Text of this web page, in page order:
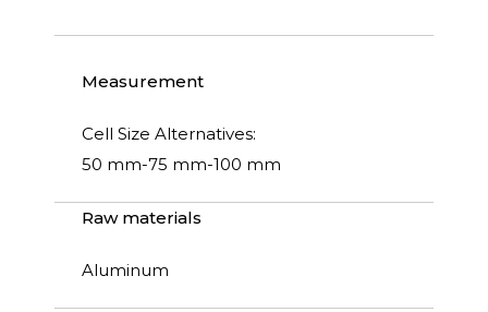
Measurement
Cell Size Alternatives:
50 mm-75 mm-100 mm
Raw materials
Aluminum